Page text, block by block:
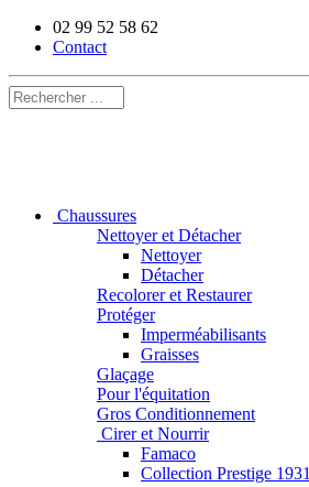
02 99 52 58 62
Contact
Chaussures
Nettoyer et Détacher
Nettoyer
Détacher
Recolorer et Restaurer
Protéger
Imperméabilisants
Graisses
Glaçage
Pour l'équitation
Gros Conditionnement
Cirer et Nourrir
Famaco
Collection Prestige 1931